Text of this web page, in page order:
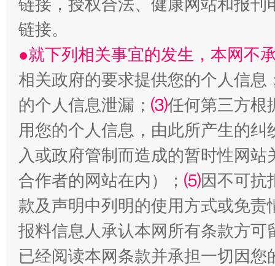
链接，授权合法、健康网站和报
链接。
●就下列相关事宜的发生，本网不
相关政府的要求提供您的个人信息
的个人信息泄漏； ⑶任何第三方根
用您的个人信息，由此所产生的纠
入或政府管制而造成的暂时性网
合作者的网站在内）； ⑸因不可抗
款及声明中列明的使用方式或免责
报料信息人承认本网所有条款方
已经阅读本网条款并承担一切因